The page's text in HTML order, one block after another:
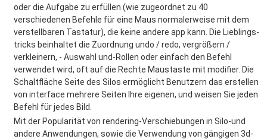
oder die Aufgabe zu erfüllen (wie zugeordnet zu 40
verschiedenen Befehle für eine Maus normalerweise mit dem
verstellbaren Tastatur), die keine andere app kann. Die Lieblings-
tricks beinhaltet die Zuordnung undo / redo, vergrößern /
verkleinern, - Auswahl und-Rollen oder einfach den Befehl
verwendet wird, oft auf die Rechte Maustaste mit modifier. Die
Schaltfläche Seite des Silos ermöglicht Benutzern das erstellen
von interface mehrere Seiten Ihre eigenen, und weisen Sie jeden
Befehl für jedes Bild.
Mit der Popularität von rendering-Verschiebungen in Silo-und
andere Anwendungen, sowie die Verwendung von gängigen 3d-